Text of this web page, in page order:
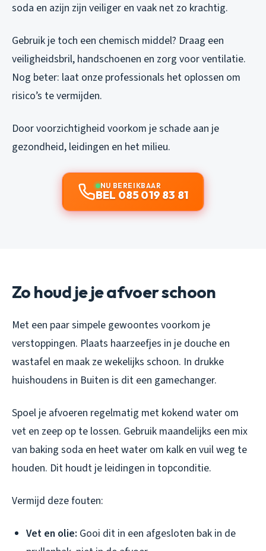
soda en azijn zijn veiliger en vaak net zo krachtig.
Gebruik je toch een chemisch middel? Draag een
veiligheidsbril, handschoenen en zorg voor ventilatie.
Nog beter: laat onze professionals het oplossen om
risico’s te vermijden.
Door voorzichtigheid voorkom je schade aan je
gezondheid, leidingen en het milieu.
NU BEREIKBAAR
BEL 085 019 83 81
Zo houd je je afvoer schoon
Met een paar simpele gewoontes voorkom je
verstoppingen. Plaats haarzeefjes in je douche en
wastafel en maak ze wekelijks schoon. In drukke
huishoudens in Buiten is dit een gamechanger.
Spoel je afvoeren regelmatig met kokend water om
vet en zeep op te lossen. Gebruik maandelijks een mix
van baking soda en heet water om kalk en vuil weg te
houden. Dit houdt je leidingen in topconditie.
Vermijd deze fouten:
Vet en olie: Gooi dit in een afgesloten bak in de